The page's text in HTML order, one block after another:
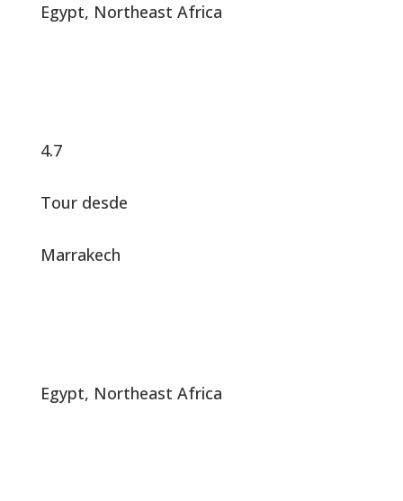
Egypt, Northeast Africa
4.7
Tour desde
Marrakech
Egypt, Northeast Africa